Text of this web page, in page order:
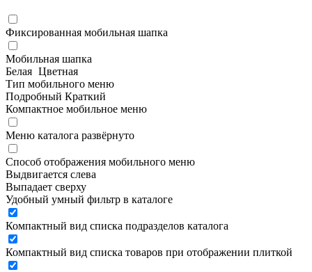
Фиксированная мобильная шапка
Мобильная шапка
Белая Цветная
Тип мобильного меню
Подробный Краткий
Компактное мобильное меню
Меню каталога развёрнуто
Способ отображения мобильного меню
Выдвигается слева
Выпадает сверху
Удобный умный фильтр в каталоге
Компактный вид списка подразделов каталога
Компактный вид списка товаров при отображении плиткой